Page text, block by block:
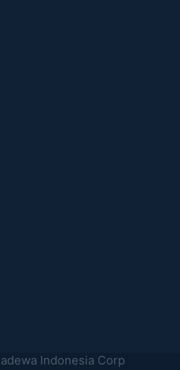
Indonesia Corp